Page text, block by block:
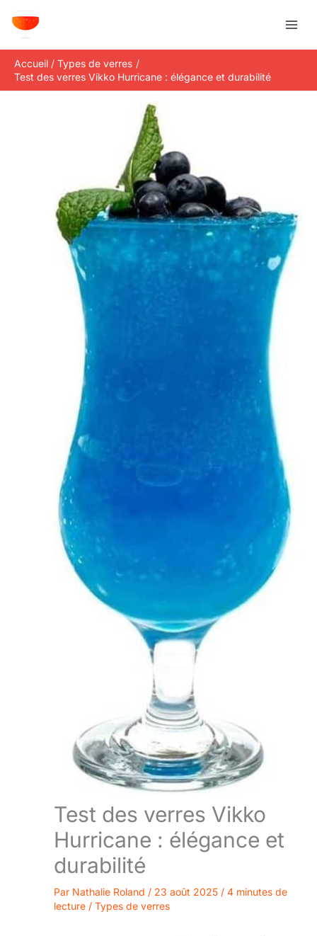
Accueil
Types de verres
Test des verres Vikko Hurricane : élégance et durabilité
Test des verres Vikko
Hurricane : élégance et
durabilité
Par Nathalie Roland / 23 août 2025 / 4 minutes de
lecture / Types de verres
e
c
h
e